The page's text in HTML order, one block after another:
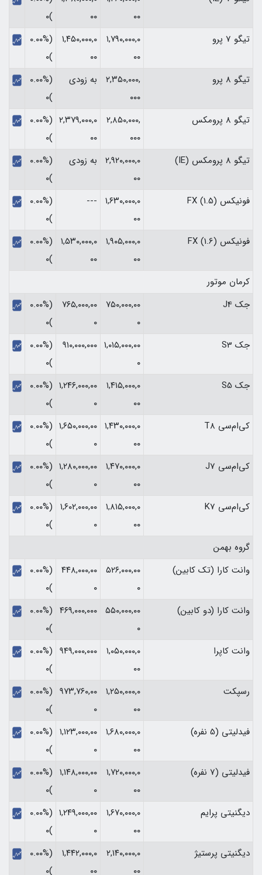
۰۰
۰۰
)۰
تیگو 7 پرو
۱,۷۹۰,۰۰۰,۰
۰۰
۱,۴۵۰,۰۰۰,۰
۰۰
(۰.۰۰%
)۰
تیگو 8 پرو
۲,۳۵۰,۰۰۰,
۰۰۰
به زودی
(۰.۰۰%
)۰
تیگو 8 پرومکس
۲,۸۵۰,۰۰۰,
۰۰۰
۲,۳۷۹,۰۰۰,۰
۰۰
(۰.۰۰%
)۰
تیگو 8 پرومکس (IE)
۲,۹۲۰,۰۰۰,۰
۰۰
به زودی
(۰.۰۰%
)۰
فونیکس FX (1.5)
۱,۶۳۰,۰۰۰,۰
۰۰
---
(۰.۰۰%
)۰
فونیکس FX (1.6)
۱,۹۰۵,۰۰۰,۰
۰۰
۱,۵۳۰,۰۰۰,۰
۰۰
(۰.۰۰%
)۰
کرمان موتور
جک J4
۷۵۰,۰۰۰,۰۰
۰
۷۶۵,۰۰۰,۰۰
۰
(۰.۰۰%
)۰
جک S3
۱,۰۱۵,۰۰۰,۰۰
۰
۹۱۰,۰۰۰,۰۰۰
(۰.۰۰%
)۰
جک S5
۱,۴۱۵,۰۰۰,۰
۰۰
۱,۲۴۶,۰۰۰,۰۰
۰
(۰.۰۰%
)۰
کی‌ام‌سی T8
۱,۴۳۰,۰۰۰,۰
۰۰
۱,۶۵۰,۰۰۰,۰۰
۰
(۰.۰۰%
)۰
کی‌ام‌سی J7
۱,۴۷۰,۰۰۰,۰
۰۰
۱,۲۸۰,۰۰۰,۰۰
۰
(۰.۰۰%
)۰
کی‌ام‌سی K7
۱,۸۱۵,۰۰۰,۰
۰۰
۱,۶۰۲,۰۰۰,۰۰
۰
(۰.۰۰%
)۰
گروه بهمن
وانت کارا (تک کابین)
۵۲۶,۰۰۰,۰۰
۰
۴۴۸,۰۰۰,۰۰
۰
(۰.۰۰%
)۰
وانت کارا (دو کابین)
۵۵۰,۰۰۰,۰۰
۰
۴۶۹,۰۰۰,۰۰۰
(۰.۰۰%
)۰
وانت کاپرا
۱,۰۵۰,۰۰۰,۰
۰۰
۹۴۹,۰۰۰,۰۰۰
(۰.۰۰%
)۰
رسپکت
۱,۲۵۰,۰۰۰,۰
۰۰
۹۷۳,۷۶۰,۰۰
۰
(۰.۰۰%
)۰
فیدلیتی (5 نفره)
۱,۶۸۰,۰۰۰,۰
۰۰
۱,۱۲۳,۰۰۰,۰۰
۰
(۰.۰۰%
)۰
فیدلیتی (7 نفره)
۱,۷۲۰,۰۰۰,۰
۰۰
۱,۱۴۸,۰۰۰,۰۰
۰
(۰.۰۰%
)۰
دیگنیتی پرایم
۱,۶۷۰,۰۰۰,۰
۰۰
۱,۲۴۹,۰۰۰,۰۰
۰
(۰.۰۰%
)۰
دیگنیتی پرستیژ
۲,۱۴۰,۰۰۰,۰
۰۰
۱,۴۴۲,۰۰۰,۰
۰۰
(۰.۰۰%
)۰